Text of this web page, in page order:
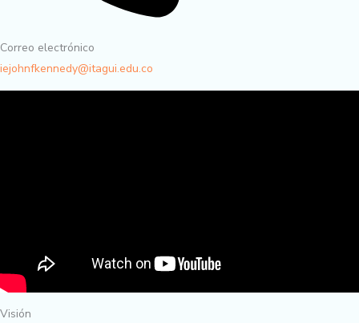
Correo electrónico
iejohnfkennedy@itagui.edu.co
Visión